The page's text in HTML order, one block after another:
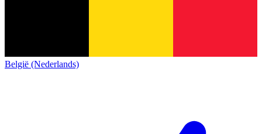
België (Nederlands)